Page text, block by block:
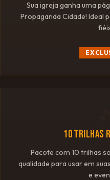
Sua igreja ganha uma
Propaganda Cidade! Ideal
10 TRILHAS
Pacote com 10 trilhas
qualidade para usar em
e